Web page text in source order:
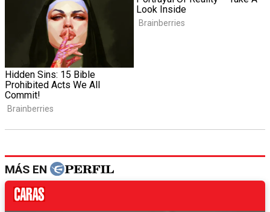
MÁS EN